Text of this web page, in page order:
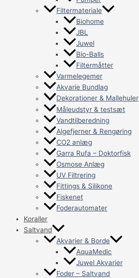
Filtermateriale
Biohome
JBL
Juwel
Bio-Balls
Filtermåtter
Varmelegemer
Akvarie Bundlag
Dekorationer & Mallehuler
Måleudstyr & testsæt
Vandtilberedning
Algefjerner & Rengøring
CO2 anlæg
Garra Rufa – Doktorfisk
Osmose Anlæg
UV Filtrering
Fittings & Silikone
Fiskenet
Foderautomater
Koraller
Saltvand
Akvarier & Borde
AquaMedic
Juwel Akvarier
Foder – Saltvand